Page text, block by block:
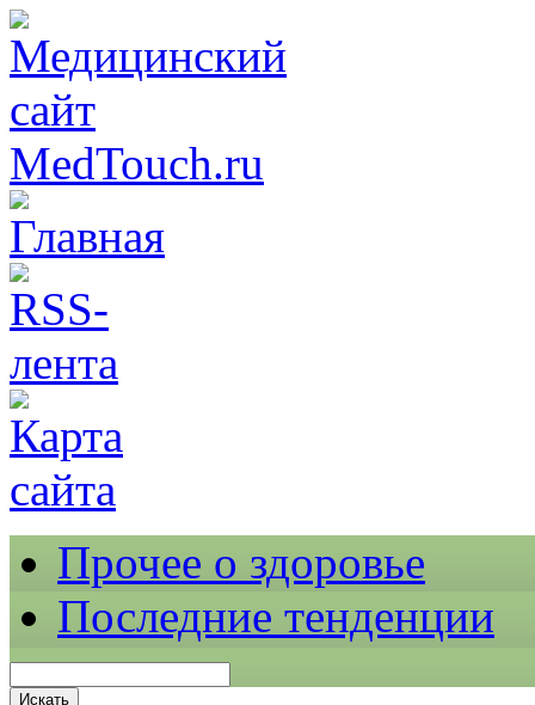
Прочее о здоровье
Последние тенденции